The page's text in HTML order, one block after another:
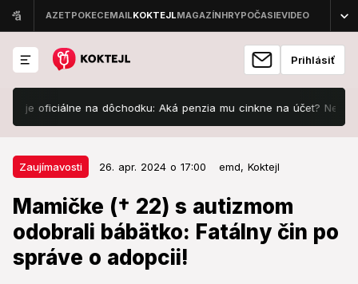
Prihlásiť
na dôchodku: Aká penzia mu cinkne na účet? Nemám dôvod
Zaujímavosti 26. apr. 2024 o 17:00 emd, Koktejl
Mamičke († 22) s autizmom
odobrali bábätko: Fatálny čin po
správe o adopcii!
Zaujímavosti 26. apr. 2024 o 17:00
Mamičke († 22) s autizmom
odobrali bábätko: Fatálny čin po
správe o adopcii!